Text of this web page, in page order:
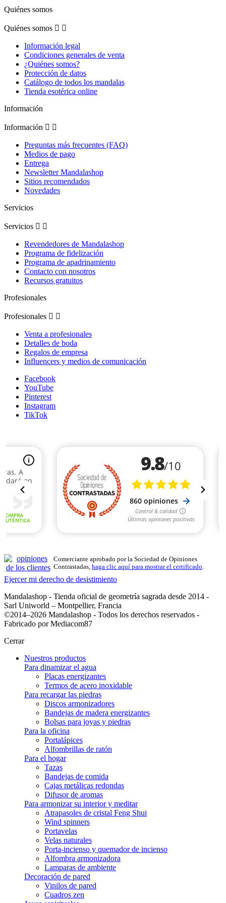
Quiénes somos
Quiénes somos  
Información legal
Condiciones generales de venta
¿Quiénes somos?
Protección de datos
Catálogo de todos los mandalas
Tienda esotérica online
Información
Información  
Preguntas más frecuentes (FAQ)
Medios de pago
Entrega
Newsletter Mandalashop
Sitios recomendados
Novedades
Servicios
Servicios  
Revendedores de Mandalashop
Programa de fidelización
Programa de apadrinamiento
Contacto con nosotros
Recursos gratuitos
Profesionales
Profesionales  
Venta a profesionales
Detalles de boda
Regalos de empresa
Influencers y medios de comunicación
Facebook
YouTube
Pinterest
Instagram
TikTok
Comerciante aprobado por la Sociedad de Opiniones
Contrastadas, haga clic aquí para mostrar el certificado.
Ejercer mi derecho de desistimiento
Mandalashop - Tienda oficial de geometría sagrada desde 2014 -
Sarl Uniworld – Montpellier, Francia
©2014–2026 Mandalashop - Todos los derechos reservados -
Fabricado por Mediacom87
Cerrar
Nuestros productos
Para dinamizar el agua
Placas energizantes
Termos de acero inoxidable
Para recargar las piedras
Discos armonizadores
Bandejas de madera energizantes
Bolsas para joyas y piedras
Para la oficina
Portalápices
Alfombrillas de ratón
Para el hogar
Tazas
Bandejas de comida
Cajas metálicas redondas
Difusor de aromas
Para armonizar su interior y meditar
Atrapasoles de cristal Feng Shui
Wind spinners
Portavelas
Velas naturales
Porta-incienso y quemador de incienso
Alfombra armonizadora
Lamparas de ambiente
Decoración de pared
Vinilos de pared
Cuadros zen